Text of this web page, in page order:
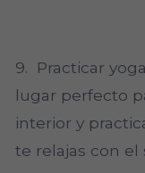
9. Practicar
lugar perfecto
interior y
te relajas con el